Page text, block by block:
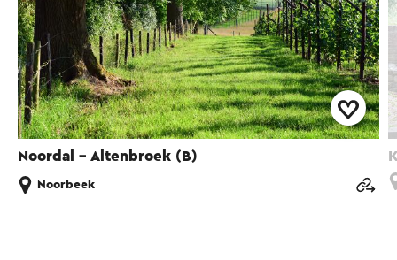
Noordal - Altenbroek (B)
Noorbeek